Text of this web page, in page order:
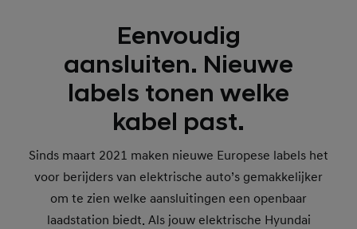
Eenvoudig
aansluiten. Nieuwe
labels tonen welke
kabel past.
Sinds maart 2021 maken nieuwe Europese labels het
voor berijders van elektrische auto’s gemakkelijker
om te zien welke aansluitingen een openbaar
laadstation biedt. Als jouw elektrische Hyundai